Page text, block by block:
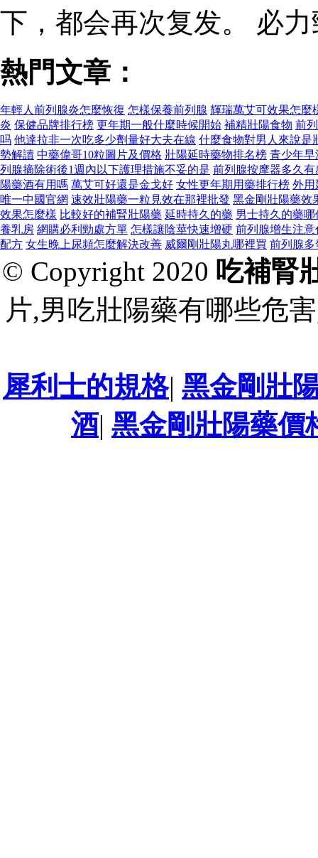
下，都会再次复发。 必
熱門文章：
年輕人前列腺炎怎麼恢復 怎樣保養前列腺 輝瑞萬艾可效果怎麼
炎 保健品牌排行榜 更年期一般什麼時候開始 補精壯陽食物 前
吗 他達拉非一次吃多少劑量好大夫在線 什麼食物對男人來說是
勢解讀 中藥偉哥10粒圖片及價格 壯陽延時藥物排名榜 青少年早
列腺摘除術後1週內以下護理措施不妥的是 前列腺按摩器多久有
陽藥酒有用嗎 萬艾可好還是金戈好 女性更年期用藥排行榜 外用
唯一中國官網 速效壯陽藥一粒見效在那裡批發 黑金剛壯陽藥效
效果怎麼樣 比較好的補腎壯陽藥 延時持久的藥 男士持久的藥哪
養乳房 網購必利勁處方單 怎樣讓陰莖快速增硬 前列腺增生注意
配方 女生晚上尿頻怎麼解決改善 威爾剛壯陽丸哪裡買 前列腺多
© Copyright 2020 吃補腎
片,男吃壯陽藥有哪些危
犀利士的規格| 黑金剛壯
酒| 黑金剛壯陽藥價